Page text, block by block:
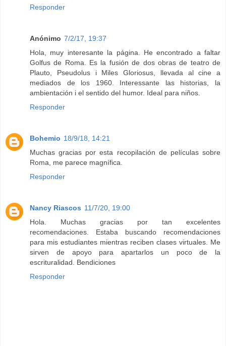
Responder
Anónimo 7/2/17, 19:37
Hola, muy interesante la página. He encontrado a faltar
Golfus de Roma. Es la fusión de dos obras de teatro de
Plauto, Pseudolus i Miles Gloriosus, llevada al cine a
mediados de los 1960. Interessante las historias, la
ambientación i el sentido del humor. Ideal para niños.
Responder
Bohemio 18/9/18, 14:21
Muchas gracias por esta recopilación de películas sobre
Roma, me parece magnífica.
Responder
Nancy Riascos 11/7/20, 19:00
Hola. Muchas gracias por tan excelentes
recomendaciones. Estaba buscando recomendaciones
para mis estudiantes mientras reciben clases virtuales. Me
sirven de apoyo para apartarlos un poco de la
escrituralidad. Bendiciones
Responder